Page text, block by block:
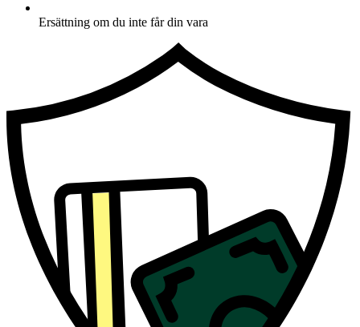
Ersättning om du inte får din vara